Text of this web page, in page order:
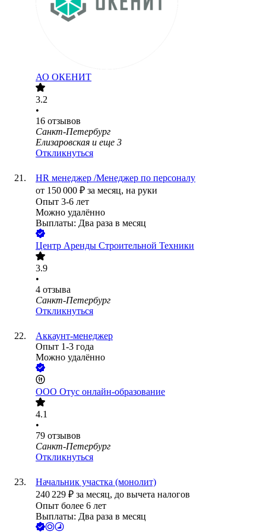
АО ОКЕНИТ
3.2
•
16 отзывов
Санкт-Петербург
Елизаровская и еще 3
Откликнуться
HR менеджер /Менеджер по персоналу
от 150 000 ₽ за месяц, на руки
Опыт 3-6 лет
Можно удалённо
Выплаты: Два раза в месяц
Центр Аренды Строительной Техники
3.9
•
4 отзыва
Санкт-Петербург
Откликнуться
Аккаунт-менеджер
Опыт 1-3 года
Можно удалённо
ООО Отус онлайн-образование
4.1
•
79 отзывов
Санкт-Петербург
Откликнуться
Начальник участка (монолит)
240 229 ₽ за месяц, до вычета налогов
Опыт более 6 лет
Выплаты: Два раза в месяц